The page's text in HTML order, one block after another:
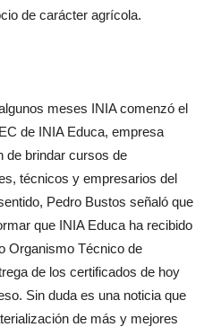
de carácter agrícola.
meses INIA comenzó el
de INIA Educa, empresa
de brindar cursos de
técnicos y empresarios del
Pedro Bustos señaló que
que INIA Educa ha recibido
Organismo Técnico de
de los certificados de hoy
Sin duda es una noticia que
de más y mejores